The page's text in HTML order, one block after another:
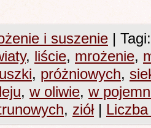
i suszenie | Tagi:
, liście, mrożenie,
, próżniowych,
, w oliwie, w
, ziół |